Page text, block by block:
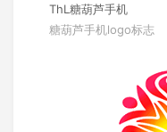
ThL糖葫芦手机
糖葫芦手机logo标志